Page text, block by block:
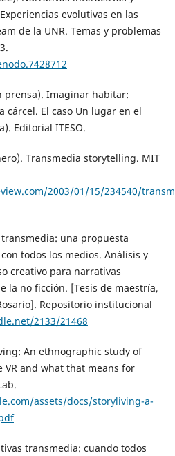
evolutivas en las
de la UNR. Temas y problemas
prensa). Imaginar habitar:
cárcel. El caso Un lugar en el
Editorial ITESO.
Transmedia storytelling. MIT
2003/01/15/234540/
una propuesta
todos los medios. Análisis y
creativo para narrativas
la no ficción. [Tesis de maestría,
Repositorio institucional
2133/21468
An ethnographic study of
VR and what that means for
assets/docs/storyliving-a-
transmedia: cuando todos